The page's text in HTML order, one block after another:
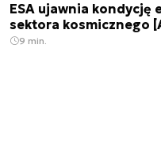
ESA ujawnia kondycję
sektora kosmicznego
9 min.